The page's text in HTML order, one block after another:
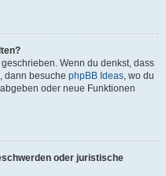
Wenn du denkst, dass
dann besuche phpBB Ideas , wo du
oder neue Funktionen
oder juristische